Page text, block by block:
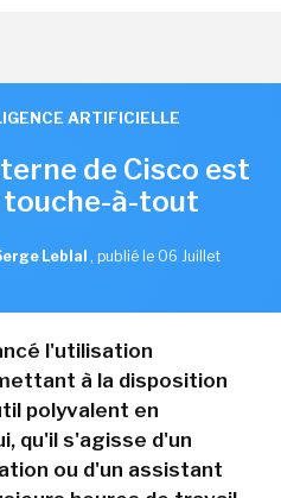
ARTIFICIELLE
de Cisco est
à-tout
Leblal , publié le 06 Juillet
l'utilisation
à la disposition
polyvalent en
qu'il s'agisse d'un
ou d'un assistant